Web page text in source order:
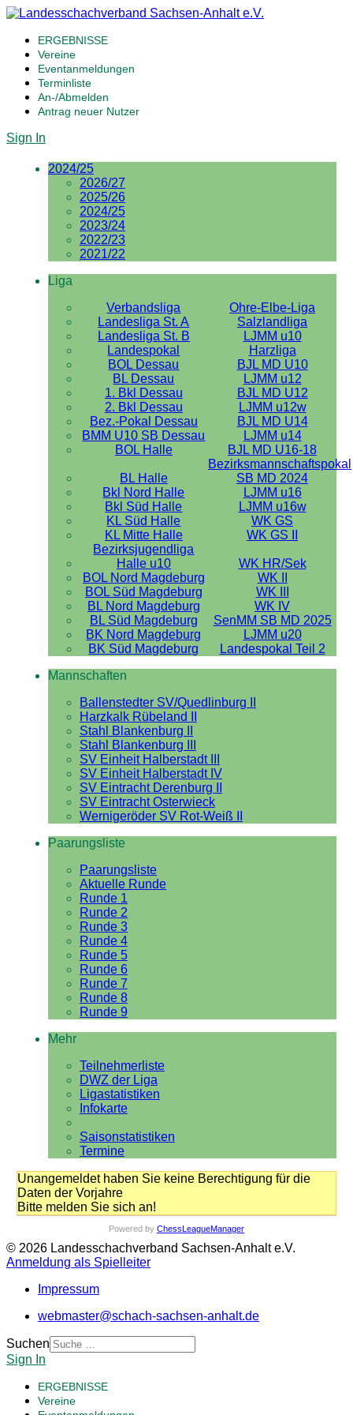
ERGEBNISSE
Vereine
Eventanmeldungen
Terminliste
An-/Abmelden
Antrag neuer Nutzer
Sign In
2024/25
2026/27
2025/26
2024/25
2023/24
2022/23
2021/22
Liga
Verbandsliga
Ohre-Elbe-Liga
Landesliga St. A
Salzlandliga
Landesliga St. B
LJMM u10
Landespokal
Harzliga
BOL Dessau
BJL MD U10
BL Dessau
LJMM u12
1. Bkl Dessau
BJL MD U12
2. Bkl Dessau
LJMM u12w
Bez.-Pokal Dessau
BJL MD U14
BMM U10 SB Dessau
LJMM u14
BOL Halle
BJL MD U16-18
BL Halle
Bezirksmannschaftspokal
SB MD 2024
Bkl Nord Halle
LJMM u16
Bkl Süd Halle
LJMM u16w
KL Süd Halle
WK GS
KL Mitte Halle
WK GS II
Bezirksjugendliga
Halle u10
WK HR/Sek
BOL Nord Magdeburg
WK II
BOL Süd Magdeburg
WK III
BL Nord Magdeburg
WK IV
BL Süd Magdeburg
SenMM SB MD 2025
BK Nord Magdeburg
LJMM u20
BK Süd Magdeburg
Landespokal Teil 2
Mannschaften
Ballenstedter SV/Quedlinburg II
Harzkalk Rübeland II
Stahl Blankenburg II
Stahl Blankenburg III
SV Einheit Halberstadt III
SV Einheit Halberstadt IV
SV Eintracht Derenburg II
SV Eintracht Osterwieck
Wernigeröder SV Rot-Weiß II
Paarungsliste
Paarungsliste
Aktuelle Runde
Runde 1
Runde 2
Runde 3
Runde 4
Runde 5
Runde 6
Runde 7
Runde 8
Runde 9
Mehr
Teilnehmerliste
DWZ der Liga
Ligastatistiken
Infokarte
Saisonstatistiken
Termine
Unangemeldet haben Sie keine Berechtigung für die
Daten der Vorjahre
Bitte melden Sie sich an!
Powered by ChessLeagueManager
© 2026 Landesschachverband Sachsen-Anhalt e.V.
Anmeldung als Spielleiter
Impressum
webmaster@schach-sachsen-anhalt.de
Suchen
Sign In
ERGEBNISSE
Vereine